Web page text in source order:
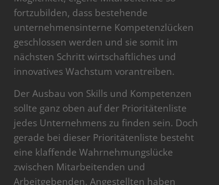
fortzubilden, dass bestehende
unternehmensinterne Kompetenzlücken
geschlossen werden und sie somit im
nächsten Schritt wirtschaftliches und
innovatives Wachstum vorantreiben.
Der Ausbau von Skills und Kompetenzen
sollte ganz oben auf der Prioritätenliste
jedes Unternehmens zu finden sein. Doch
gerade bei dieser Prioritätenliste besteht
eine klaffende Wahrnehmungslücke
zwischen Mitarbeitenden und
Arbeitgebenden. Angestellten haben